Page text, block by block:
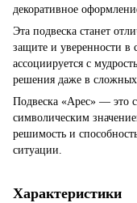
декоративное
Эта подвеска станет
защите и уверенности в
ассоциируется с
решения даже в сложных
Подвеска «Арес» — это
символическим
решимость и
ситуации.
Характеристики